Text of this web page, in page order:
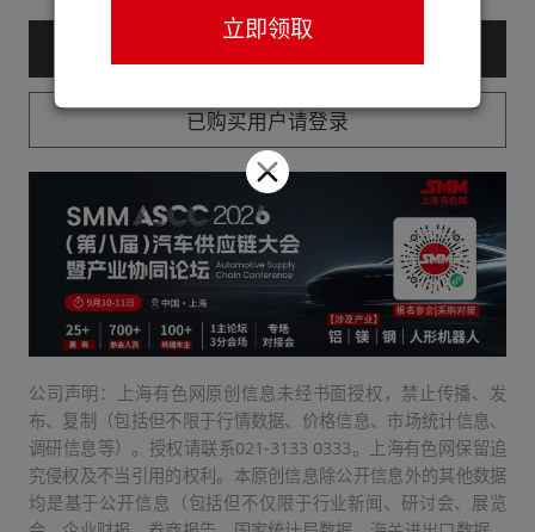
— 购买服务后查看全文 —
已购买用户请登录
公司声明：上海有色网原创信息未经书面授权，禁止传播、发
布、复制（包括但不限于行情数据、价格信息、市场统计信息、
调研信息等）。授权请联系021-3133 0333。上海有色网保留追
究侵权及不当引用的权利。本原创信息除公开信息外的其他数据
均是基于公开信息（包括但不仅限于行业新闻、研讨会、展览
立即领取